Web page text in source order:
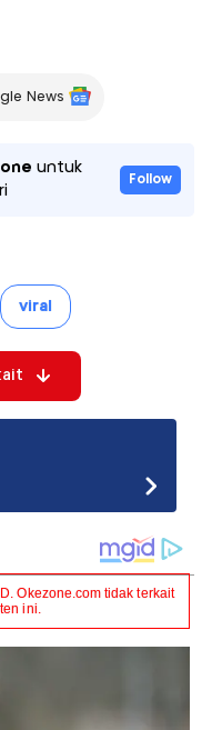
News
untuk
Follow
viral